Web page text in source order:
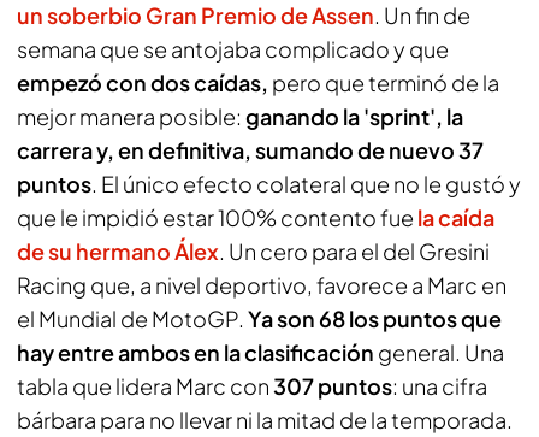
un soberbio Gran Premio de Assen. Un fin de
semana que se antojaba complicado y que
empezó con dos caídas, pero que terminó de la
mejor manera posible: ganando la 'sprint', la
carrera y, en definitiva, sumando de nuevo 37
puntos. El único efecto colateral que no le gustó y
que le impidió estar 100% contento fue la caída
de su hermano Álex. Un cero para el del Gresini
Racing que, a nivel deportivo, favorece a Marc en
el Mundial de MotoGP. Ya son 68 los puntos que
hay entre ambos en la clasificación general. Una
tabla que lidera Marc con307 puntos: una cifra
bárbara para no llevar ni la mitad de la temporada.